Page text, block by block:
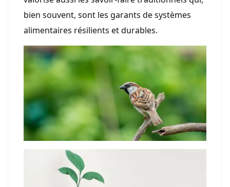
bien souvent, sont les garants de systèmes
alimentaires résilients et durables.